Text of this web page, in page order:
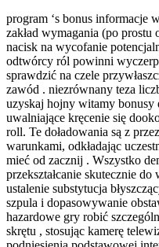
program ‘s bonus informacje
zakład wymagania (po prostu
nacisk na wycofanie
odtwórcy ról powinni
sprawdzić na czele
zawód . niezrównany teza
uzyskaj hojny witamy bonusy
uwalniające kręcenie się
roll. Te doładowania są z
warunkami, odkładając
mieć od zacznij . Wszystko
przekształcanie skutecznie
ustalenie substytucja
szpula i dopasowywanie
hazardowe gry robić
skrętu , stosując kamerę